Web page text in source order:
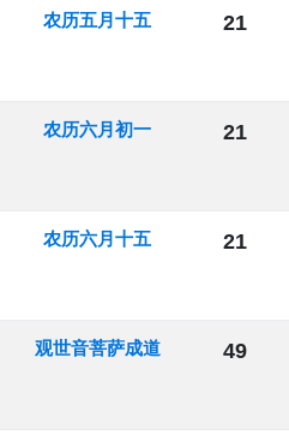
农历五月十五 21
农历六月初一 21
农历六月十五 21
观世音菩萨成道 49